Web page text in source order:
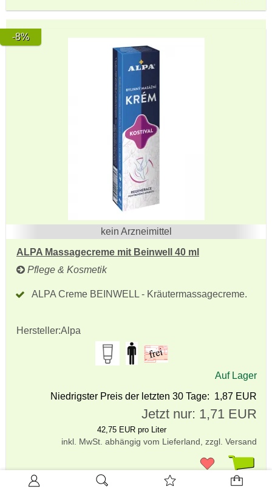
-8%
kein Arzneimittel
ALPA Massagecreme mit Beinwell 40 ml
Pflege & Kosmetik
ALPA Creme BEINWELL - Kräutermassagecreme.
Hersteller:Alpa
Auf Lager
Niedrigster Preis der letzten 30 Tage: 1,87 EUR
Jetzt nur: 1,71 EUR
42,75 EUR pro Liter
inkl. MwSt. abhängig vom Lieferland, zzgl. Versand